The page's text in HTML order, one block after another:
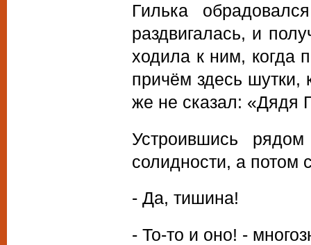
Гилька
раздвигалась, и
ходила к ним, когда
причём здесь шутки,
же не сказал: «Дядя
Устроившись
солидности, а потом
- Да, тишина!
- То-то и оно! -